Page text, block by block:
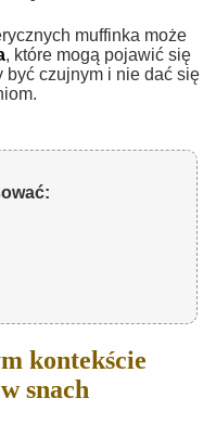
muffinka może
, które mogą pojawić się
być czujnym i nie dać się
kontekście
snach